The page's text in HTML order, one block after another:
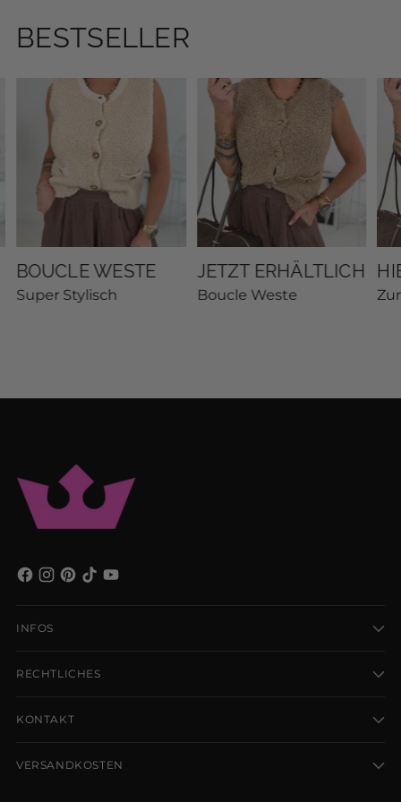
BESTSELLER
BOUCLE WESTE
Super Stylisch
JETZT ERHÄLTLICH
Boucle Weste
INFOS
RECHTLICHES
KONTAKT
VERSANDKOSTEN